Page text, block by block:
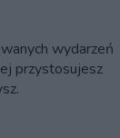
wydarzeń
przystosujesz